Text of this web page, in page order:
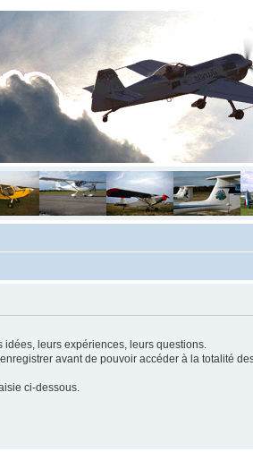
idées, leurs expériences, leurs questions.
avant de pouvoir accéder à la totalité
ci-dessous.